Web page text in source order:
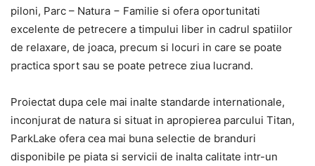
piloni, Parc – Natura − Familie si ofera oportunitati
excelente de petrecere a timpului liber in cadrul spatiilor
de relaxare, de joaca, precum si locuri in care se poate
practica sport sau se poate petrece ziua lucrand.
Proiectat dupa cele mai inalte standarde internationale,
inconjurat de natura si situat in apropierea parcului Titan,
ParkLake ofera cea mai buna selectie de branduri
disponibile pe piata si servicii de inalta calitate intr-un